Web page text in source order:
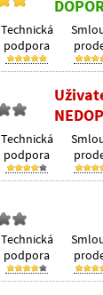
Technická
podpora
Technická
podpora
Technická
podpora